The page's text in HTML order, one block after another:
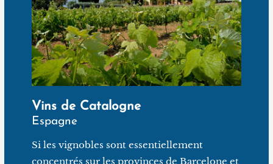
Vins de Catalogne
Espagne
Si les vignobles sont essentiellement
concentrés sur les provinces de Barcelone et